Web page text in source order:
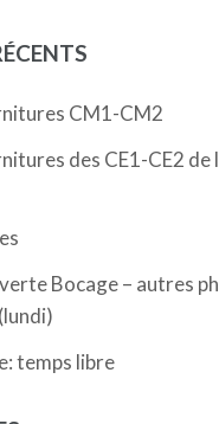
CM1-CM2
des CE1-CE2 de
Bocage – autres
temps libre